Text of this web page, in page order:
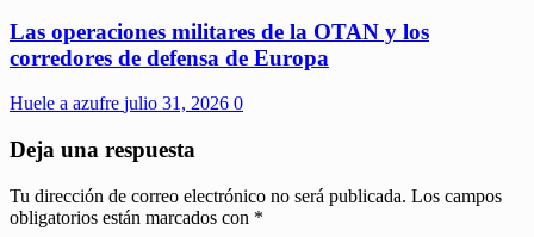
Las operaciones militares de la OTAN y los
corredores de defensa de Europa
Huele a azufre julio 31, 2026 0
Deja una respuesta
Tu dirección de correo electrónico no será publicada. Los campos
obligatorios están marcados con *